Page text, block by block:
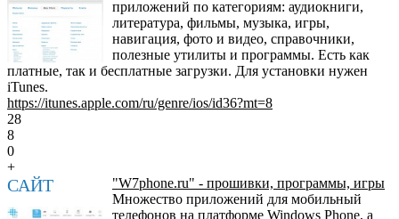
приложений по категориям: аудиокниги,
литература, фильмы, музыка, игры,
навигация, фото и видео, справочники,
полезные утилиты и программы. Есть как
платные, так и бесплатные загрузки. Для установки нужен
iTunes.
https://itunes.apple.com/ru/genre/ios/id36?mt=8
28
8
0
+
САЙТ
"W7phone.ru" - прошивки, программы, игры
Множество приложений для мобильный
телефонов на платформе Windows Phone, а